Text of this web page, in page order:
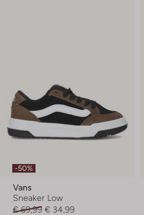
-50%
Vans
Sneaker Low
€ 69,99 € 34,99